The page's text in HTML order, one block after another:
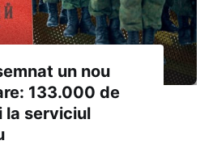
un nou
133.000 de
la serviciul